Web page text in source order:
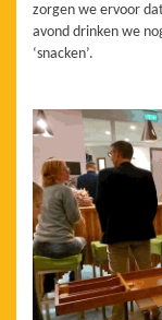
zorgen we ervoor
avond drinken we
‘snacken’.